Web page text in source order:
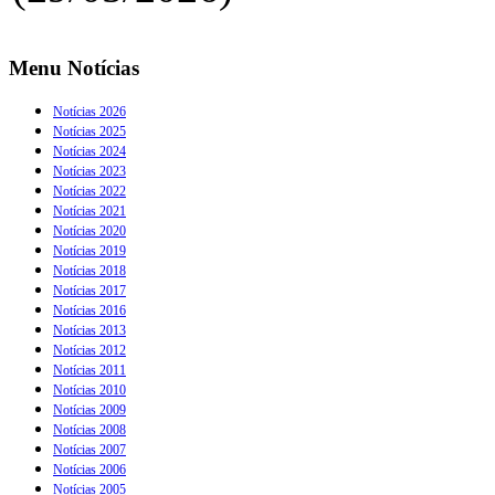
Menu Notícias
Notícias 2026
Notícias 2025
Notícias 2024
Notícias 2023
Notícias 2022
Notícias 2021
Notícias 2020
Notícias 2019
Notícias 2018
Notícias 2017
Notícias 2016
Notícias 2013
Notícias 2012
Notícias 2011
Notícias 2010
Notícias 2009
Notícias 2008
Notícias 2007
Notícias 2006
Notícias 2005